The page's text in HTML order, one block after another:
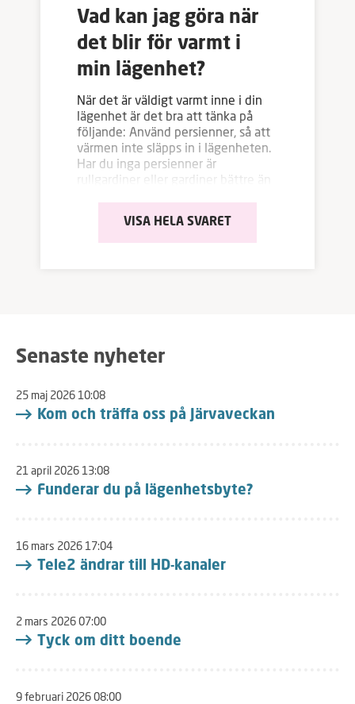
Vad kan jag göra när
det blir för varmt i
min lägenhet?
När det är väldigt varmt inne i din
lägenhet är det bra att tänka på
följande: Använd persienner, så att
värmen inte släpps in i lägenheten.
Har du inga persienner är
rullgardiner eller gardiner bättre än
de inte stänger ute värmen från
lägenheten. Öppna inga fönster när
som kommer in via ventilationen
kan inte kylas ned, den är 20 grader
Senaste nyheter
25 maj 2026 10:08
Kom och träffa oss på Järvaveckan
21 april 2026 13:08
Funderar du på lägenhetsbyte?
16 mars 2026 17:04
Tele2 ändrar till HD-kanaler
2 mars 2026 07:00
Tyck om ditt boende
9 februari 2026 08:00